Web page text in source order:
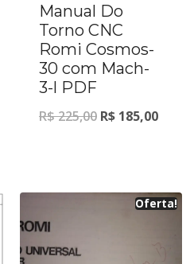
Manual Do
Torno CNC
Romi Cosmos-
30 com Mach-
3-l PDF
R$225,00 R$ 185,00
Oferta!